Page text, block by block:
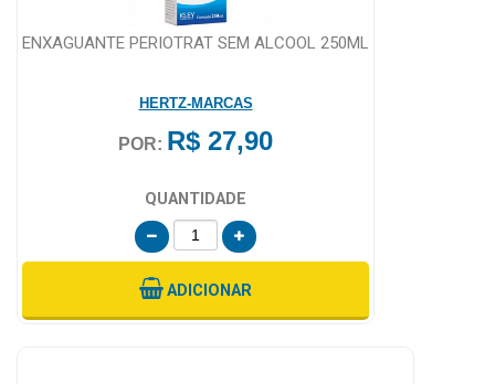
ENXAGUANTE PERIOTRAT SEM ALCOOL 250ML
HERTZ-MARCAS
POR: R$ 27,90
QUANTIDADE
ADICIONAR